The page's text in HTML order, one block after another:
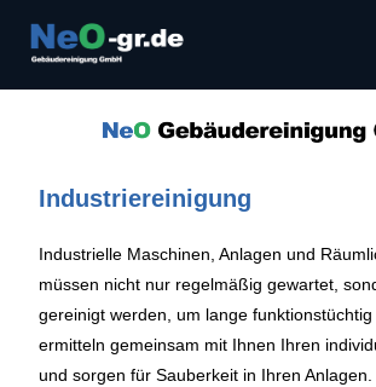
Industriereinigung
Industrielle Maschinen, Anlagen und
müssen nicht nur regelmäßig gewartet,
gereinigt werden, um lange
ermitteln gemeinsam mit Ihnen Ihren
und sorgen für Sauberkeit in Ihren Anlagen.